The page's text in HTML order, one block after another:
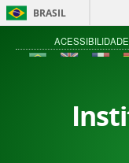
BRASIL
ACESSIBILIDADE